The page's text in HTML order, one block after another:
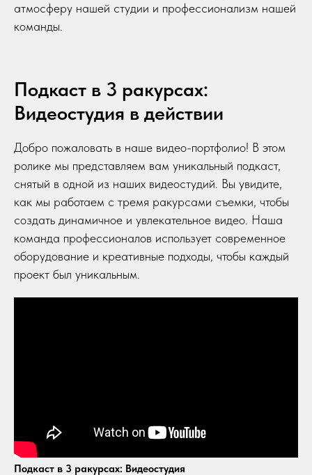
атмосферу нашей студии и профессионализм нашей
команды.
Подкаст в 3 ракурсах:
Видеостудия в действии
Добро пожаловать в наше видео-портфолио! В этом
ролике мы представляем вам уникальный подкаст,
снятый в одной из наших видеостудий. Вы увидите,
как мы работаем с тремя ракурсами съемки, чтобы
создать динамичное и увлекательное видео. Наша
команда профессионалов использует современное
оборудование и креативные подходы, чтобы каждый
проект был уникальным.
Подкаст в 3 ракурсах: Видеостудия